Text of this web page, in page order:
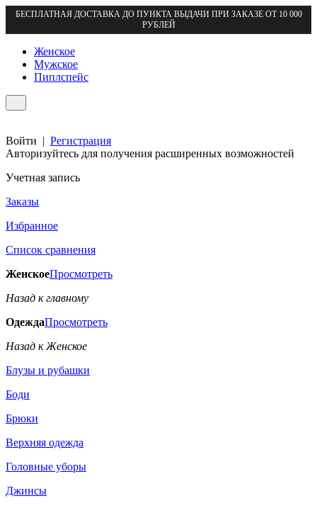
БЕСПЛАТНАЯ ДОСТАВКА ДО ПУНКТА ВЫДАЧИ ПРИ ЗАКАЗЕ ОТ 10 000
РУБЛЕЙ
Женское
Мужское
Пиплспейс
Войти | Регистрация
Авторизуйтесь для получения расширенных возможностей
Учетная запись
Заказы
Избранное
Список сравнения
ЖенскоеПросмотреть
Назад к главному
ОдеждаПросмотреть
Назад к Женское
Блузы и рубашки
Боди
Брюки
Верхняя одежда
Головные уборы
Джинсы